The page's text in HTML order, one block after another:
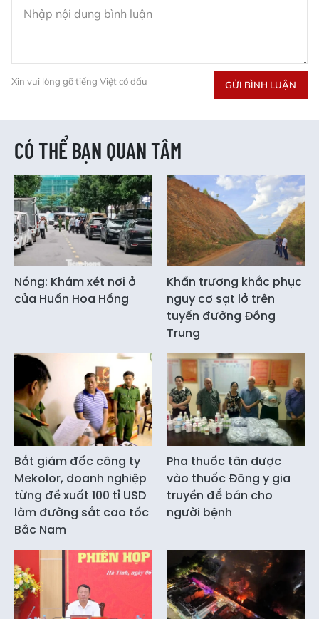
Xin vui lòng gõ tiếng Việt có dấu GỬI BÌNH LUẬN
CÓ THỂ BẠN QUAN TÂM
Nóng: Khám xét nơi ở
của Huấn Hoa Hồng
Khẩn trương khắc phục
nguy cơ sạt lở trên
tuyến đường Đồng
Trung
Bắt giám đốc công ty
Mekolor, doanh nghiệp
từng đề xuất 100 tỉ USD
làm đường sắt cao tốc
Bắc Nam
Pha thuốc tân dược
vào thuốc Đông y gia
truyền để bán cho
người bệnh